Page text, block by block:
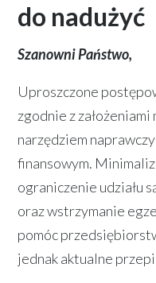
do nadużyć
Szanowni Państwo,
Uproszczone
zgodnie z założeniami
narzędziem
finansowym.
ograniczenie udziału
oraz wstrzymanie
pomóc
jednak aktualne